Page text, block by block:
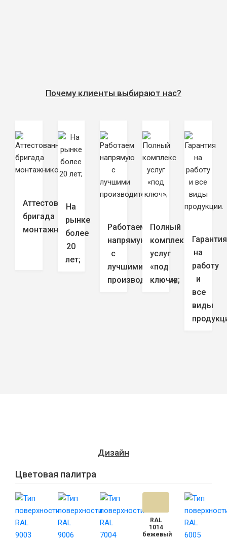
Почему клиенты выбирают нас?
Аттестованная
бригада
монтажников;
На
рынке
более
20
лет;
Работаем
напрямую
с
лучшими
производителями;
Полный
комплекс
услуг
«под
ключ»;
Гарантия
на
работу
и
все
виды
Дизайн
Цветовая палитра
RAL
1014
бежевый